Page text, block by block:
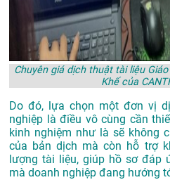
Chuyên giá dịch thuật tài liệu
Khế của
Do đó, lựa chọn một đơn vị
nghiệp là điều vô cùng cần
kinh nghiệm như là sẽ không
của bản dịch mà còn hỗ trợ
lượng tài liệu, giúp hồ sơ đáp
mà doanh nghiệp đang hướng